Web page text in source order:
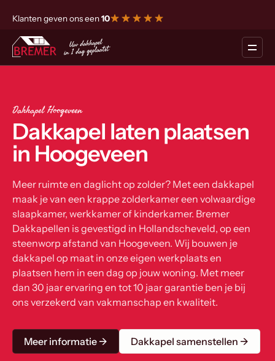
Klanten geven ons een10
Dakkapel Hoogeveen
Dakkapel laten plaatsen
in Hoogeveen
Meer ruimte en daglicht op zolder? Met een dakkapel
maak je van een krappe zolderkamer een volwaardige
slaapkamer, werkkamer of kinderkamer. Bremer
Dakkapellen is gevestigd in Hollandscheveld, op een
steenworp afstand van Hoogeveen. Wij bouwen je
dakkapel op maat in onze eigen werkplaats en
plaatsen hem in een dag op jouw woning. Met meer
dan 30 jaar ervaring en tot 10 jaar garantie ben je bij
ons verzekerd van vakmanschap en kwaliteit.
Meer informatie → Dakkapel samenstellen →